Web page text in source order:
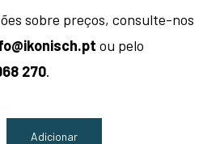
sobre preços, consulte-nos
ou pelo
270.
Adicionar